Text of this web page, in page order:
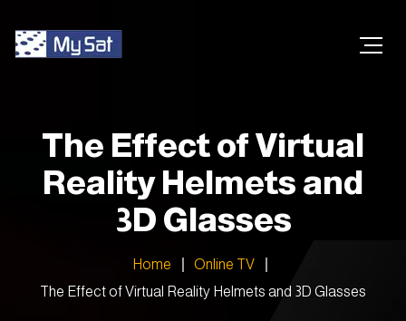
The Effect of Virtual
Reality Helmets and
3D Glasses
Home
Online TV
The Effect of Virtual Reality Helmets and 3D Glasses